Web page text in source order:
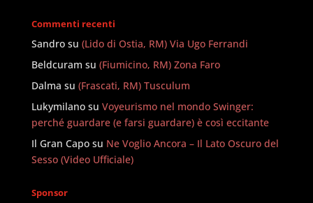
Commenti recenti
Sandrosu (Lido di Ostia, RM) Via Ugo Ferrandi
Beldcuram su (Fiumicino, RM) Zona Faro
Dalma su (Frascati, RM) Tusculum
Lukymilanosu Voyeurismo nel mondo Swinger:
perché guardare (e farsi guardare) è così eccitante
Il Gran Caposu Ne Voglio Ancora – Il Lato Oscuro del
Sesso (Video Ufficiale)
Sponsor